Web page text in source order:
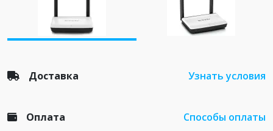
Доставка Узнать условия
Оплата Способы оплаты